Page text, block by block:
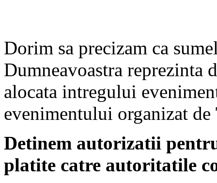
Dorim sa precizam ca
Dumneavoastra reprezinta
alocata intregului
evenimentului organizat de
Detinem autorizatii
platite catre autoritatile